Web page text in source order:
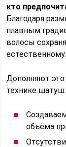
кто
Благодаря
плавным
волосы
естественному.
Дополняют
технике шатуш:
объёма